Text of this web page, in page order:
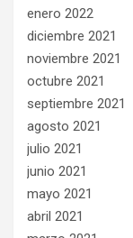
enero 2022
diciembre 2021
noviembre 2021
octubre 2021
septiembre 2021
agosto 2021
julio 2021
junio 2021
mayo 2021
abril 2021